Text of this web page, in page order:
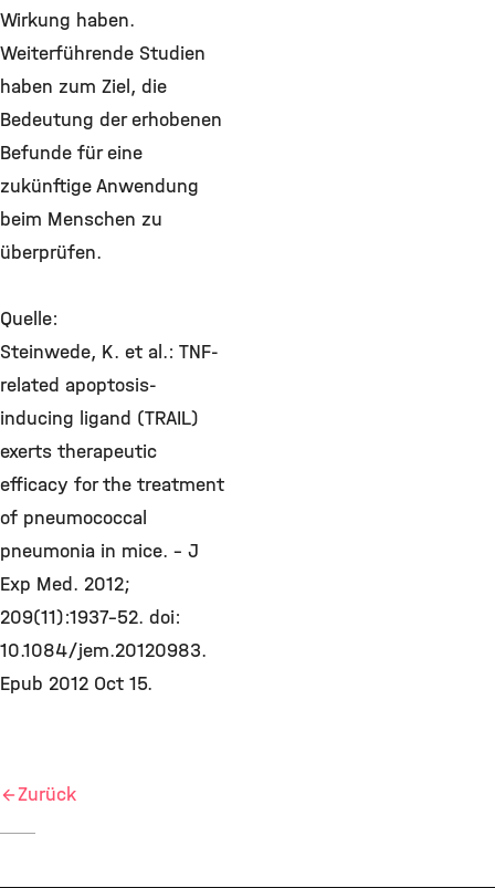
Wirkung haben.
Weiterführende Studien
haben zum Ziel, die
Bedeutung der erhobenen
Befunde für eine
zukünftige Anwendung
beim Menschen zu
überprüfen.
Quelle:
Steinwede, K. et al.: TNF-
related apoptosis-
inducing ligand (TRAIL)
exerts therapeutic
efficacy for the treatment
of pneumococcal
pneumonia in mice. - J
Exp Med. 2012;
209(11):1937-52. doi:
10.1084/jem.20120983.
Epub 2012 Oct 15.
Zurück